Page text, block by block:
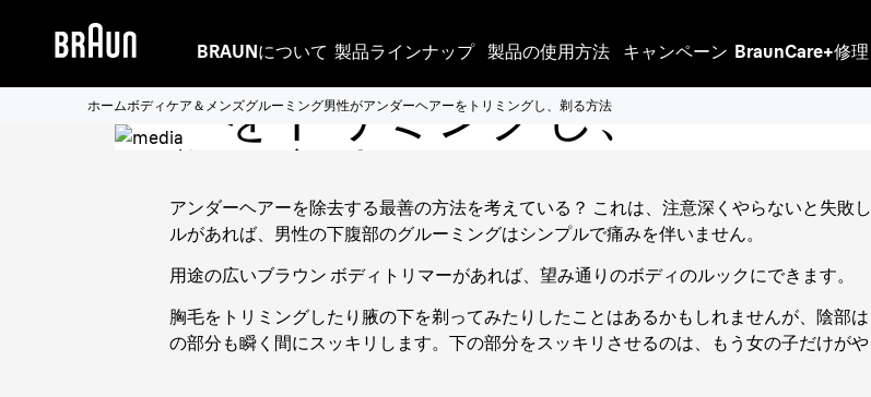
BRAUNについて 製品ラインナップ 製品の使用方法 キャンペーン BraunCare+修
ホームボディケア＆メンズグルーミング男性がアンダーヘアーをトリミングし、剃る方法
男性がアンダーヘア
ーをトリミングし、
アンダーヘアーを除去する最善の方法を考えている？ これは、注意深くやらないと失敗
ルがあれば、男性の下腹部のグルーミングはシンプルで痛みを伴いません。
用途の広いブラウン ボディトリマーがあれば、望み通りのボディのルックにできます。
胸毛をトリミングしたり腋の下を剃ってみたりしたことはあるかもしれませんが、陰部
の部分も瞬く間にスッキリします。下の部分をスッキリさせるのは、もう女の子だけが